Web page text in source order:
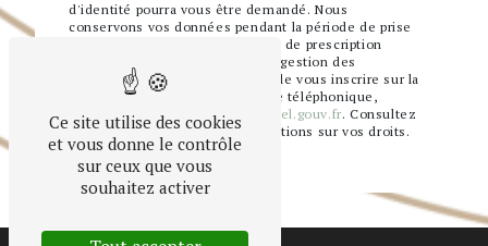
d'identité pourra vous être demandé. Nous
conservons vos données pendant la période de prise
de contact puis pendant la durée de prescription
légale aux fins probatoires et de gestion des
contentieux. Vous avez le droit de vous inscrire sur la
liste d'opposition au démarchage téléphonique,
disponible à cette adresse:
Bloctel.gouv.fr. Consultez
le site cnil.fr pour plus d’informations sur vos droits.
Ce site utilise des cookies
et vous donne le contrôle
sur ceux que vous
souhaitez activer